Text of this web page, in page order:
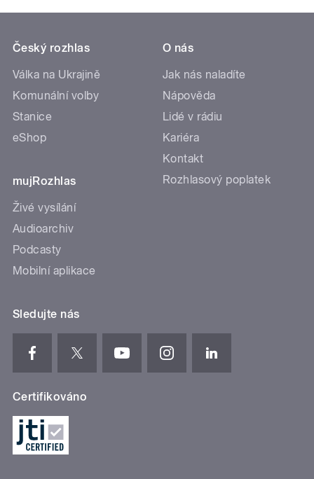
Český rozhlas
Válka na Ukrajině
Komunální volby
Stanice
eShop
mujRozhlas
Živé vysílání
Audioarchiv
Podcasty
Mobilní aplikace
O nás
Jak nás naladíte
Nápověda
Lidé v rádiu
Kariéra
Kontakt
Rozhlasový poplatek
Sledujte nás
Certifikováno